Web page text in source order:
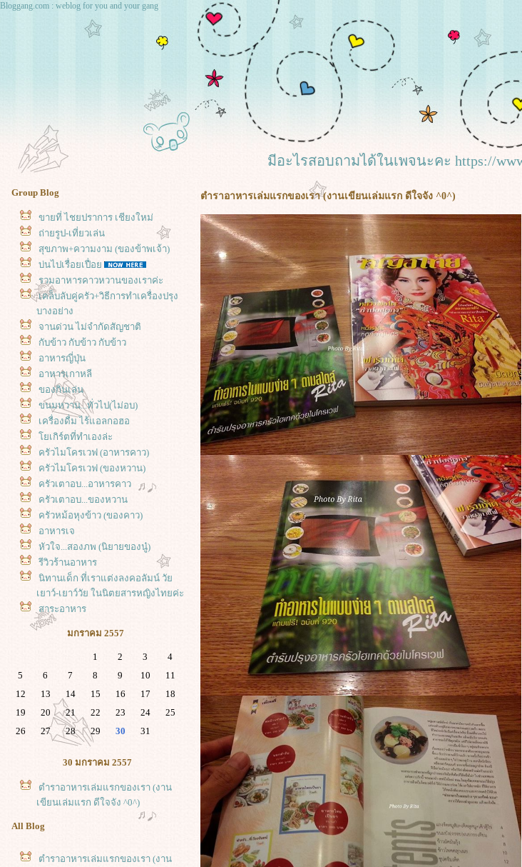
Bloggang.com : weblog for you and your gang
มีอะไรสอบถามได้ในเพจนะคะ https://
Group Blog
ขายที่ ไชยปราการ เชียงใหม่
ถ่ายรูป-เที่ยวเล่น
สุขภาพ+ความงาม (ของข้าพเจ้า)
บ่นไปเรื่อยเปื่อ
รวมอาหารคาวหวานของเราค่ะ
เคล็บลับคู่ครัว+วิธีการทำเครื่องปรุง
บางอย่าง
จานด่วน ไม่จำกัดสัญชาติ
กับข้าว กับข้าว กับข้าว
อาหารญี่ปุ่น
อาหารเกาหลี
ของกินเล่น
ขนมหวาน...ทั่วไป(ไม่อบ)
เครื่องดื่ม ไร้แอลกอฮอ
เกิร์ตที่ทำเองล่ะ
ครัวไมโครเวฟ (อาหารคาว)
ครัวไมโครเวฟ (ของหวาน)
ครัวเตาอบ...อาหารคาว
ครัวเตาอบ...ของหวาน
ครัวหม้อหุงข้าว (ของคาว)
อาหารเจ
หัวใจ...สองภพ (นิยายของนู๋)
รีวิวร้านอาหาร
นิทานเด็ก ที่เราแต่งลงคอลัมน์ วั
เยาว์-เยาว์วัย ในนิตยสารหญิงไทยค่ะ
สาระอาหาร
มกราคม 2557
1 2 3
4
5
6 7 8 9 10
11
12
13 14 15 16 17
18
19
20 21 22 23 24
25
26
27 28 29 30 31
30 มกราคม 2557
ตำราอาหารเล่มแรกของเรา (งาน
เขียนเล่มแรก ดีใจจัง ^0^)
All Blog
ตำราอาหารเล่มแรกของเรา (งาน
ตำราอาหารเล่มแรกของเรา (งานเขียนเล่มแรก ดีใจจัง ^0^)